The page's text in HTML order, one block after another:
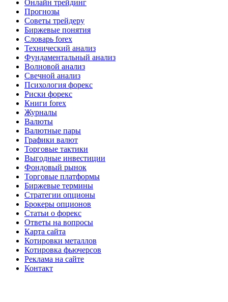
Онлайн трейдинг
Прогнозы
Советы трейдеру
Биржевые понятия
Словарь forex
Технический анализ
Фундаментальный анализ
Волновой анализ
Свечной анализ
Психология форекс
Риски форекс
Книги forex
Журналы
Валюты
Валютные пары
Графики валют
Торговые тактики
Выгодные инвестиции
Фондовый рынок
Торговые платформы
Биржевые термины
Стратегии опционы
Брокеры опционов
Статьи о форекс
Ответы на вопросы
Карта сайта
Котировки металлов
Котировка фьючерсов
Реклама на сайте
Контакт